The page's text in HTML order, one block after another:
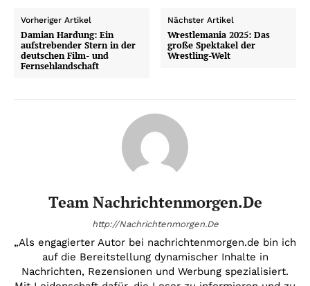
Vorheriger Artikel
Damian Hardung: Ein
aufstrebender Stern in der
deutschen Film- und
Fernsehlandschaft
Nächster Artikel
Wrestlemania 2025: Das
große Spektakel der
Wrestling-Welt
Team Nachrichtenmorgen.de
http://Nachrichtenmorgen.De
„Als engagierter Autor bei nachrichtenmorgen.de bin ich
auf die Bereitstellung dynamischer Inhalte in
Nachrichten, Rezensionen und Werbung spezialisiert.